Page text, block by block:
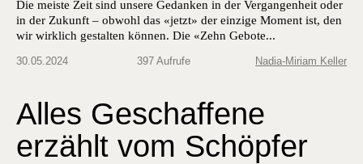
Die meiste Zeit sind unsere Gedanken in der Vergangenheit oder
in der Zukunft – obwohl das «jetzt» der einzige Moment ist, den
wir wirklich gestalten können. Die «Zehn Gebote...
30.05.2024 397 Aufrufe Nadia-Miriam Keller
Alles Geschaffene
erzählt vom Schöpfer